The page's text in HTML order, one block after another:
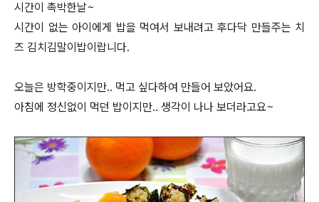
시간이 촉박한날~
시간이 없는 아이에게 밥을 먹여서 보내려고 후다닥 만들주는 치
즈 김치김말이밥이랍니다.
오늘은 방학중이지만.. 먹고 싶다하여 만들어 보았어요.
아침에 정신없이 먹던 밥이지만.. 생각이 나나 보더라고요~